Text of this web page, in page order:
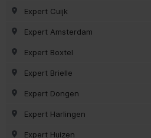
Expert Cuijk
Expert Amsterdam
Expert Boxtel
Expert Brielle
Expert Dongen
Expert Harlingen
Expert Huizen